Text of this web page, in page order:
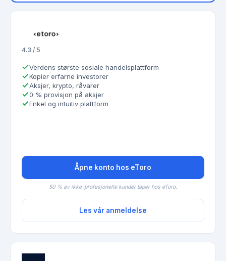
4.3 / 5
Verdens største sosiale handelsplattform
Kopier erfarne investorer
Aksjer, krypto, råvarer
0 % provisjon på aksjer
Enkel og intuitiv plattform
Åpne konto hos eToro
50 % av ikke-profesjonelle kunder taper hos eToro.
Les vår anmeldelse